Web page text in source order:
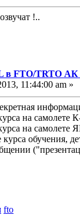
!..
в FTO/TRTO
11:44:00 am »
на самолете
на самолете
обучения,
fto